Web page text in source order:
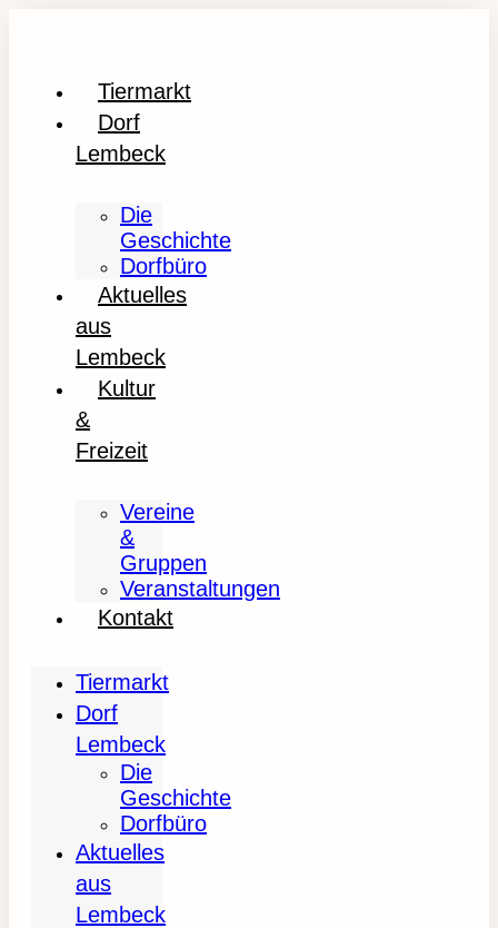
Tiermarkt
Dorf
Lembeck
Die
Geschichte
Dorfbüro
Aktuelles
aus
Lembeck
Kultur
&
Freizeit
Vereine
&
Gruppen
Veranstaltungen
Kontakt
Tiermarkt
Dorf
Lembeck
Die
Geschichte
Dorfbüro
Aktuelles
aus
Lembeck